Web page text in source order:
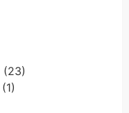
(23)
(1)